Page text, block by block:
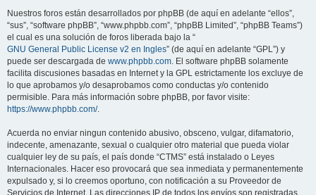
Nuestros foros están desarrollados por phpBB (de aquí en adelante “ellos”,
“sus”, “software phpBB”, “www.phpbb.com”, “phpBB Limited”, “phpBB Teams”)
el cual es una solución de foros liberada bajo la “
GNU General Public License v2 en Ingles” (de aquí en adelante “GPL”) y
puede ser descargada de www.phpbb.com. El software phpBB solamente
facilita discusiones basadas en Internet y la GPL estrictamente los excluye de
lo que aprobamos y/o desaprobamos como conductas y/o contenido
permisible. Para más información sobre phpBB, por favor visite:
https://www.phpbb.com/.
Acuerda no enviar ningun contenido abusivo, obsceno, vulgar, difamatorio,
indecente, amenazante, sexual o cualquier otro material que pueda violar
cualquier ley de su país, el país donde “CTMS” está instalado o Leyes
Internacionales. Hacer eso provocará que sea inmediata y permanentemente
expulsado y, si lo creemos oportuno, con notificación a su Proveedor de
Servicios de Internet. Las direcciones IP de todos los envíos son registradas